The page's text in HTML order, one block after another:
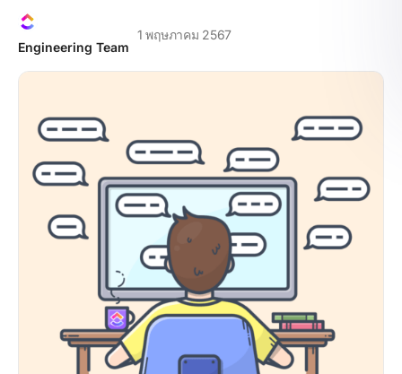
Engineering Team
1 พฤษภาคม 2567